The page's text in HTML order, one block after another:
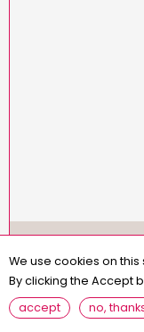
Menu
Pied
de
page
assemblées générales
mentions légales
We use cookies on
By clicking the Accept
accept
no,